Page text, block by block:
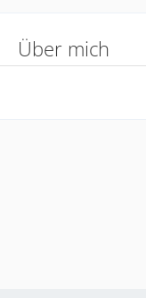
Über mich